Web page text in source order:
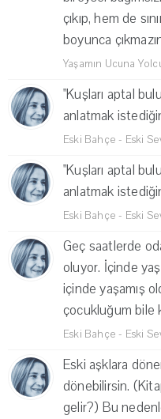
çıkıp, hem de
boyunca
Yaşamın Ucuna
"Kuşları aptal
anlatmak
Eski Bahçe - Eski
"Kuşları aptal
anlatmak
Eski Bahçe - Eski
Geç saatlerde
oluyor. İçinde
içinde yaşamış
çocukluğum bile
Eski Bahçe - Eski
Eski aşklara
dönebilirsin.
gelir?) Bu